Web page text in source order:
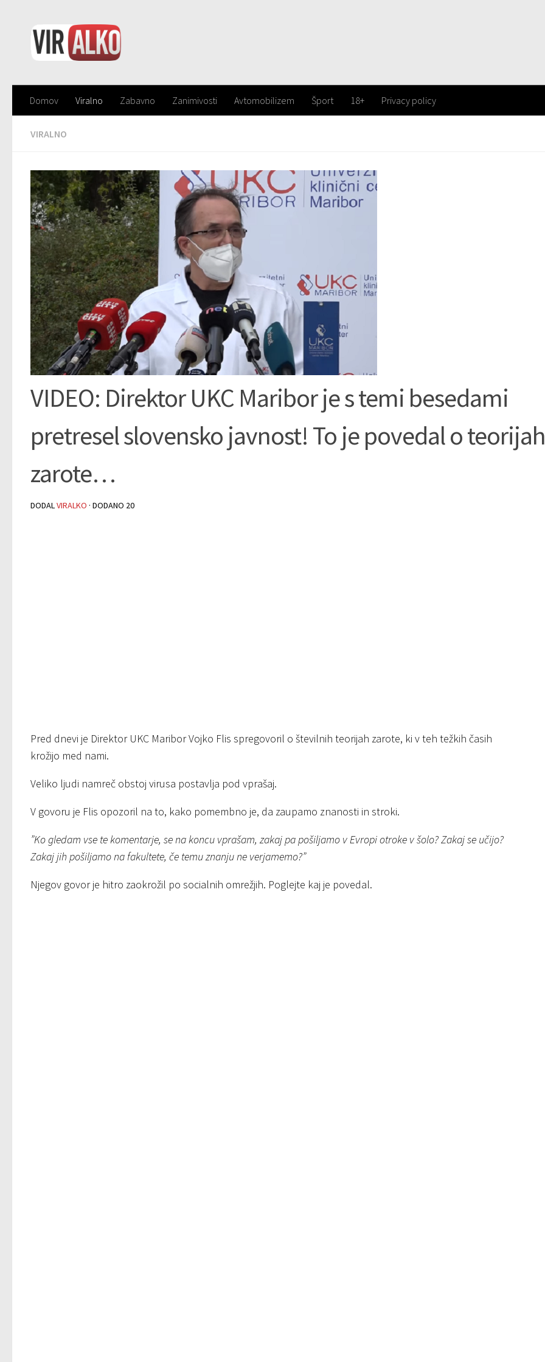
Domov Viralno Zabavno Zanimivosti Avtomobilizem Šport 18+ Privacy policy
VIRALNO
VIDEO: Direktor UKC Maribor je s temi besedami
pretresel slovensko javnost! To je povedal o teorijah
zarote…
DODALVIRALKO · DODANO 20
Pred dnevi je Direktor UKC Maribor Vojko Flis spregovoril o številnih teorijah zarote, ki v teh težkih časih
krožijo med nami.
Veliko ljudi namreč obstoj virusa postavlja pod vprašaj.
V govoru je Flis opozoril na to, kako pomembno je, da zaupamo znanosti in stroki.
”Ko gledam vse te komentarje, se na koncu vprašam, zakaj pa pošiljamo v Evropi otroke v šolo? Zakaj se učijo?
Zakaj jih pošiljamo na fakultete, če temu znanju ne verjamemo?”
Njegov govor je hitro zaokrožil po socialnih omrežjih. Poglejte kaj je povedal.